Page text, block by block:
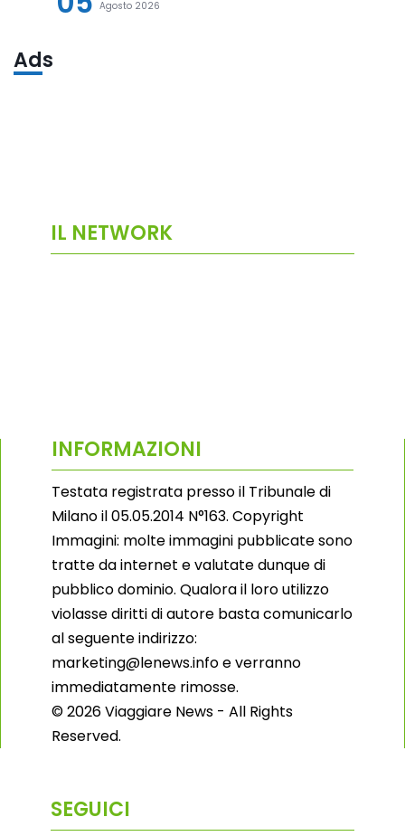
Agosto 2026
Ads
IL NETWORK
INFORMAZIONI
Testata registrata presso il Tribunale di
Milano il 05.05.2014 N°163. Copyright
Immagini: molte immagini pubblicate sono
tratte da internet e valutate dunque di
pubblico dominio. Qualora il loro utilizzo
violasse diritti di autore basta comunicarlo
al seguente indirizzo:
marketing@lenews.info e verranno
immediatamente rimosse.
© 2026 Viaggiare News - All Rights
Reserved.
SEGUICI